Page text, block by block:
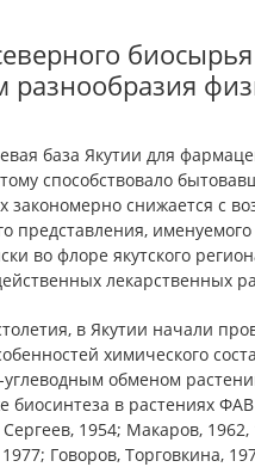
база Якутии для
способствовало
закономерно снижается с
представления,
во флоре якутского
лекарственных
в Якутии начали
химического
обменом
биосинтеза в растениях
1954; Макаров,
Говоров, Торговкина,